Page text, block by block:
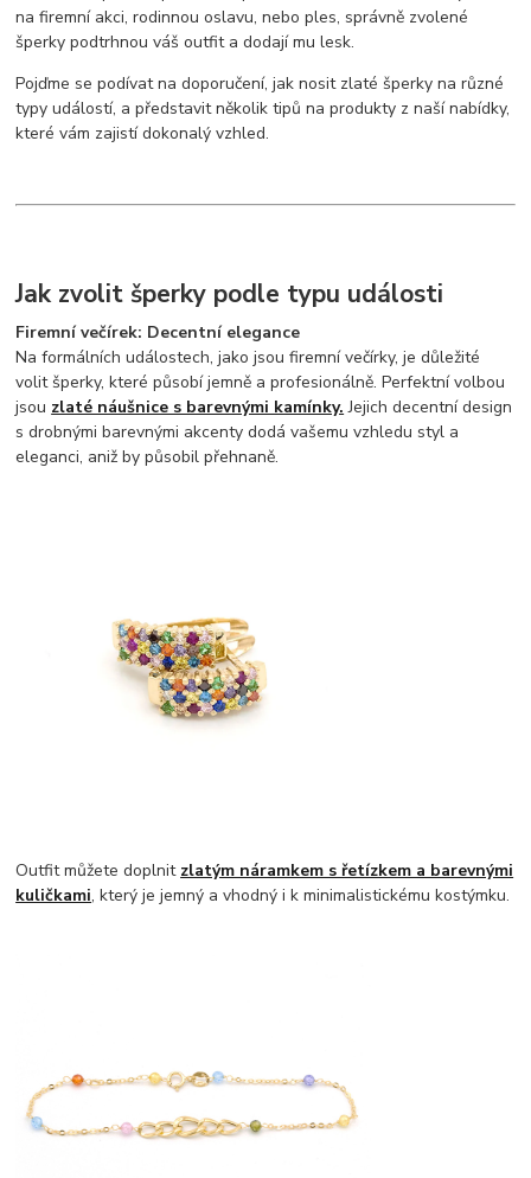
na firemní akci, rodinnou oslavu, nebo ples, správně zvolené
šperky podtrhnou váš outfit a dodají mu lesk.
Pojďme se podívat na doporučení, jak nosit zlaté šperky na různé
typy událostí, a představit několik tipů na produkty z naší nabídky,
které vám zajistí dokonalý vzhled.
Jak zvolit šperky podle typu události
Firemní večírek: Decentní elegance
Na formálních událostech, jako jsou firemní večírky, je důležité
volit šperky, které působí jemně a profesionálně. Perfektní volbou
jsou zlaté náušnice s barevnými kamínky. Jejich decentní design
s drobnými barevnými akcenty dodá vašemu vzhledu styl a
eleganci, aniž by působil přehnaně.
Outfit můžete doplnit zlatým náramkem s řetízkem a barevnými
kuličkami, který je jemný a vhodný i k minimalistickému kostýmku.